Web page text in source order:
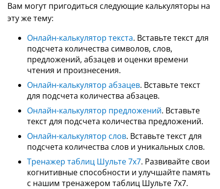
Вам могут пригодиться следующие калькуляторы на
эту же тему:
Онлайн-калькулятор текста. Вставьте текст для
подсчета количества символов, слов,
предложений, абзацев и оценки времени
чтения и произнесения.
Онлайн-калькулятор абзацев. Вставьте текст
для подсчета количества абзацев.
Онлайн-калькулятор предложений. Вставьте
текст для подсчета количества предложений.
Онлайн-калькулятор слов. Вставьте текст для
подсчета количества слов и уникальных слов.
Тренажер таблиц Шульте 7x7. Развивайте свои
когнитивные способности и улучшайте память
с нашим тренажером таблиц Шульте 7x7.